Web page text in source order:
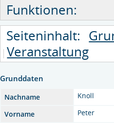
Funktionen:
Seiteninhalt:
Veranstaltung
Grunddaten
Nachname
Knoll
Vorname
Peter